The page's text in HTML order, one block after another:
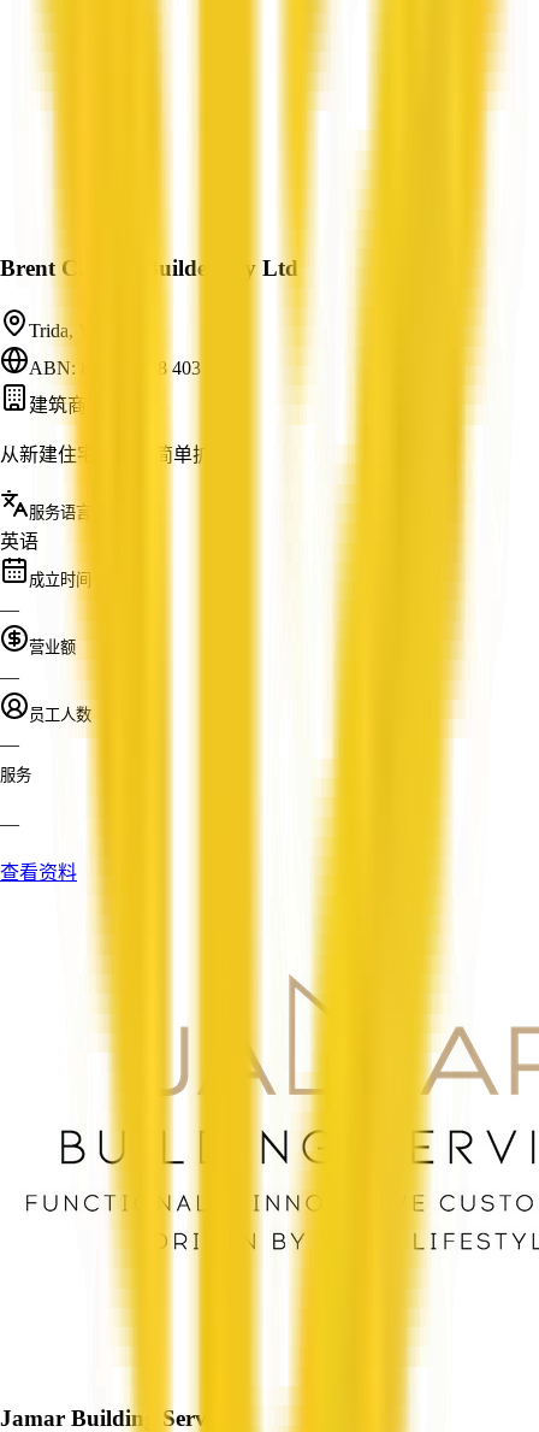
Brent Casbolt Builder Pty Ltd
Trida, VIC
ABN: 81 106 198 403
建筑商
从新建住宅项目到简单扩建
服务语言
英语
成立时间
—
营业额
—
员工人数
—
服务
—
查看资料
Jamar Building Services